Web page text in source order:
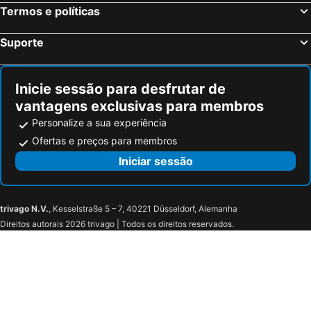
Termos e políticas
Suporte
Inicie sessão para desfrutar de
vantagens exclusivas para membros
Personalize a sua experiência
Ofertas e preços para membros
Iniciar sessão
trivago N.V., Kesselstraße 5 – 7, 40221 Düsseldorf, Alemanha
Direitos autorais 2026 trivago | Todos os direitos reservados.